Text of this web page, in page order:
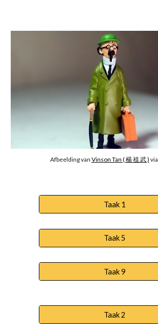
Afbeelding van Vinson Tan ( 楊 祖 武 ) via
Taak 1
Taak 5
Taak 9
Taak 2